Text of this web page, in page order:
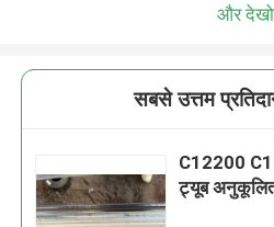
और देखो
सबसे उत्तम
C12200
ट्यूब